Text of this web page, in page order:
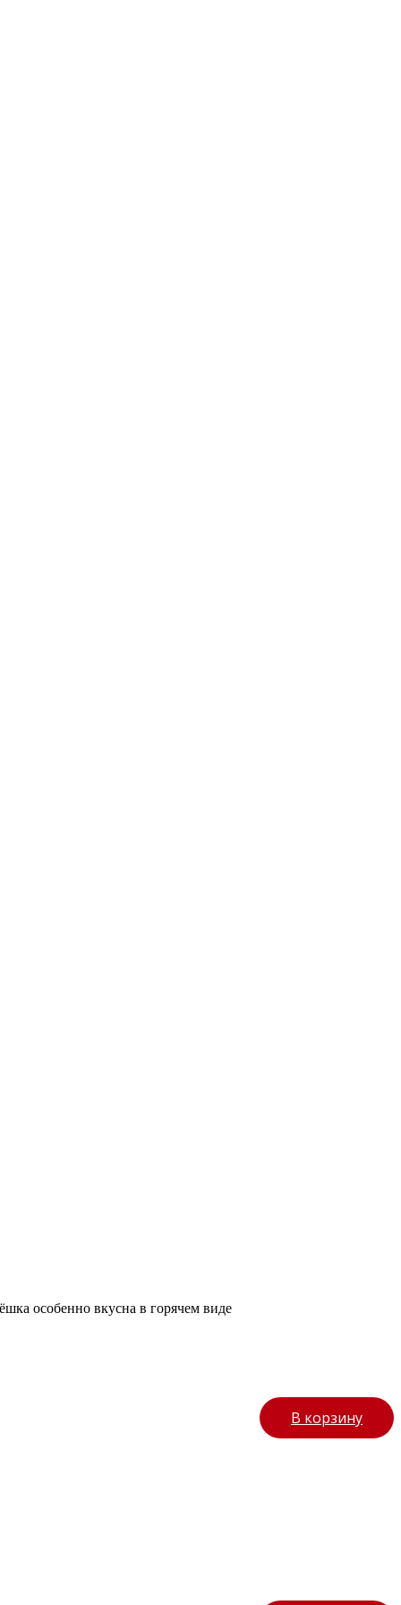
особенно вкусна в горячем виде
В корзину